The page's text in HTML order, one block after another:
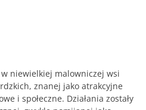
niewielkiej malowniczej wsi
znanej jako atrakcyjne
i społeczne. Działania zostały